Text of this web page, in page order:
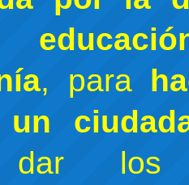
, para
dar los